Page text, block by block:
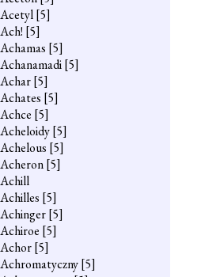
Acetyl[5]
Ach! [5]
Achamas [5]
Achanamadi[5]
Achar[5]
Achates [5]
Achce [5]
Acheloidy[5]
Achelous [5]
Acheron[5]
Achill
Achilles [5]
Achinger[5]
Achiroe [5]
Achor[5]
Achromatyczny[5]